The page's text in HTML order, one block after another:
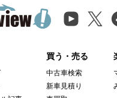
買う・売る
中古車検索
新車見積り